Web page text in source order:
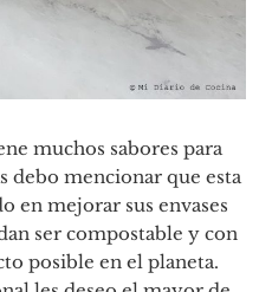
muchos sabores para
debo mencionar que esta
en mejorar sus envases
ser compostable y con
posible en el planeta.